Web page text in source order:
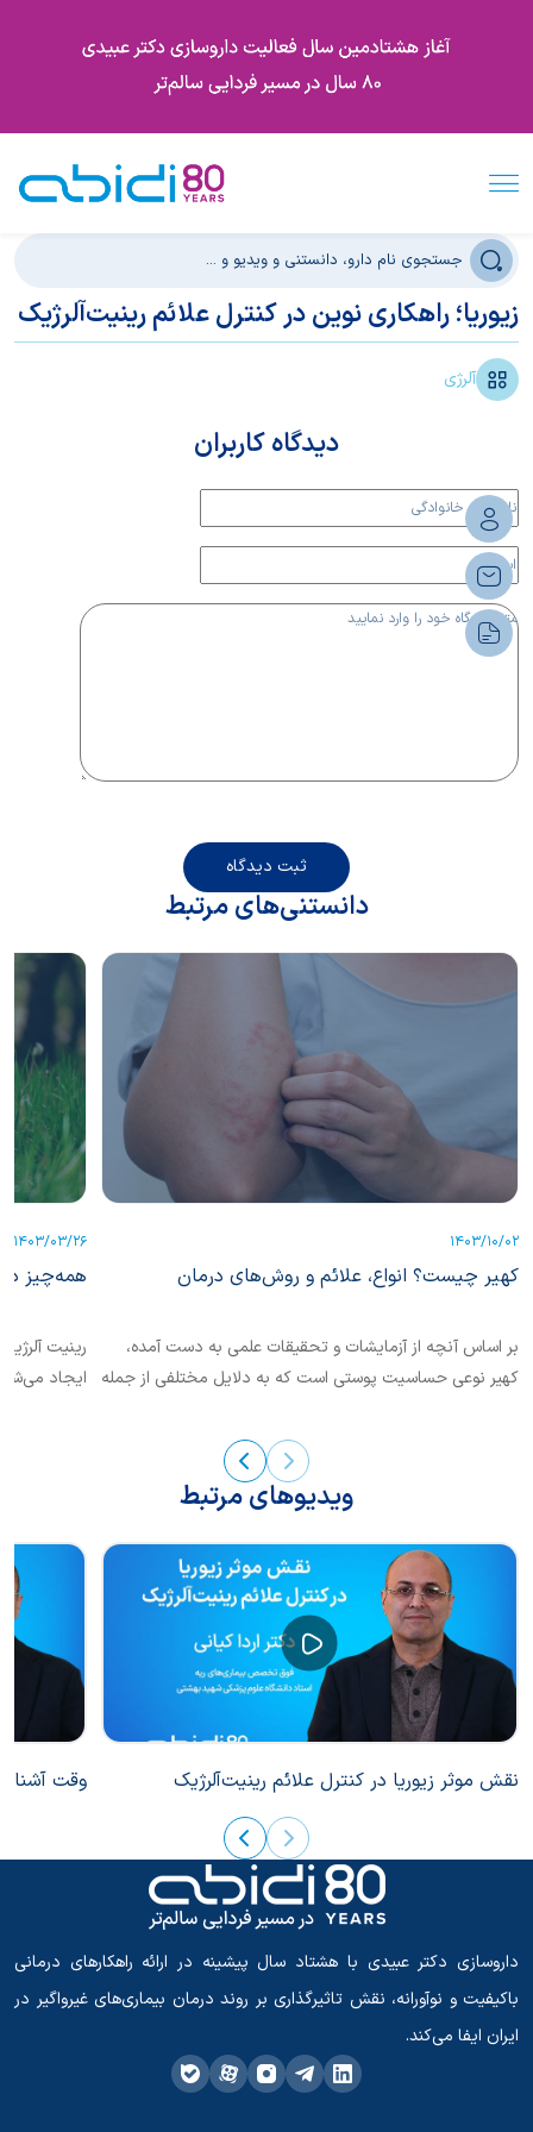
زیوریا؛ راهکاری نوین در کنترل علائم رینیت‌آلرژیک
آلرژی
دیدگاه کاربران
ثبت دیدگاه
دانستنی‌های مرتبط
1403/10/02
کهیر چیست؟ انواع، علائم و روش‌های درمان
بر اساس آنچه از آزمایشات و تحقیقات علمی به دست آمده،
کهیر نوعی حساسیت پوستی است که به دلایل مختلفی از جمله
1403/03/26
همه‌چیز
رینیت
ایجاد
ویدیوهای مرتبط
نقش موثر زیوریا در کنترل علائم رینیت‌آلرژیک وقت
داروسازی دکتر عبیدی با هشتاد سال پیشینه در ارائه راهکارهای درمانی
باکیفیت و نوآورانه، نقش تاثیرگذاری بر روند درمان بیماری‌های غیرواگیر در
ایران ایفا می‌کند.